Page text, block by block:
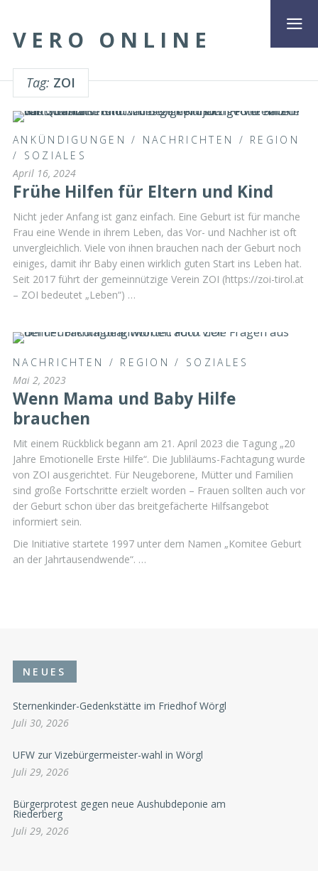
VERO ONLINE
Tag: ZOI
ANKÜNDIGUNGEN / NACHRICHTEN / REGION
/ SOZIALES
April 16, 2024
Frühe Hilfen für Eltern und Kind
Nicht jeder Anfang ist ganz einfach. Eine Geburt ist für manche
Frau eine Wende in ihrem Leben, das Vor- und Nachher ist oft
unvergleichlich. Viele von ihnen brauchen nach der Geburt noch
einiges, damit ihr Baby einen wirklich guten Start ins Leben hat.
Seit 2017 führt der gemeinnützige Verein ZOI (https://zoi-tirol.at
– ZOI bedeutet „Leben“) …
NACHRICHTEN / REGION / SOZIALES
Mai 2, 2023
Wenn Mama und Baby Hilfe
brauchen
Mit einem Rückblick begann am 21. April 2023 die Tagung „20
Jahre Emotionelle Erste Hilfe“. Die Jubliläums-Fachtagung wurde
von ZOI ausgerichtet. Für Neugeborene, Mütter und Familien
sind große Fortschritte erzielt worden – Frauen sollten auch vor
der Geburt schon über das breitgefächerte Hilfsangebot
informiert sein.
Die Initiative startete 1997 unter dem Namen „Komitee Geburt
an der Jahrtausendwende“. …
NEUES
Sternenkinder-Gedenkstätte im Friedhof Wörgl
Juli 30, 2026
UFW zur Vizebürgermeister-wahl in Wörgl
Juli 29, 2026
Bürgerprotest gegen neue Aushubdeponie am
Riederberg
Juli 29, 2026